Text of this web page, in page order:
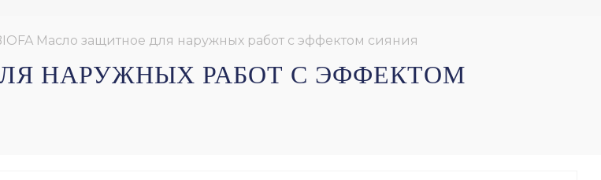
Масло защитное для наружных работ с эффектом сияния
НАРУЖНЫХ РАБОТ С ЭФФЕКТОМ